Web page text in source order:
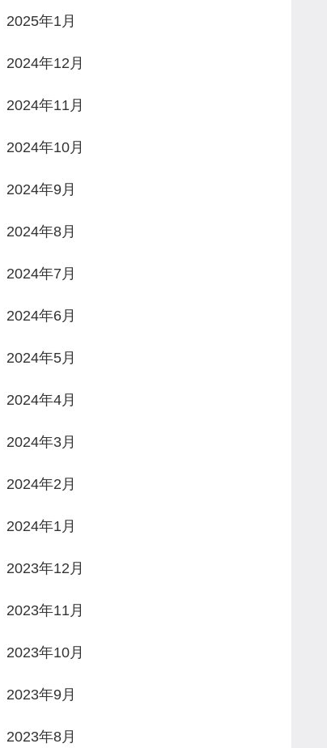
2025年1月
2024年12月
2024年11月
2024年10月
2024年9月
2024年8月
2024年7月
2024年6月
2024年5月
2024年4月
2024年3月
2024年2月
2024年1月
2023年12月
2023年11月
2023年10月
2023年9月
2023年8月